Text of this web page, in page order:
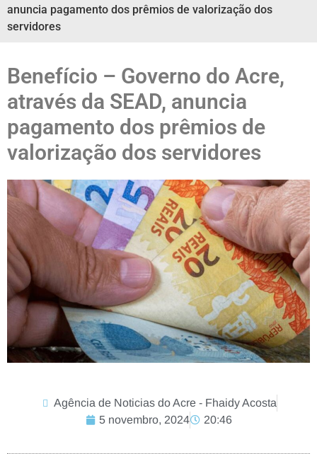
anuncia pagamento dos prêmios de valorização dos
servidores
Benefício – Governo do Acre,
através da SEAD, anuncia
pagamento dos prêmios de
valorização dos servidores
Agência de Noticias do Acre - Fhaidy Acosta
5 novembro, 2024
20:46